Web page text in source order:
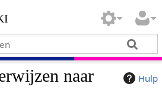
Hulp
naar